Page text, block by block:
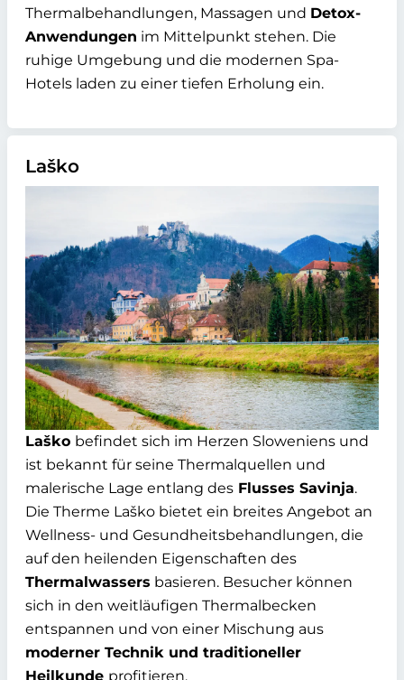
Thermalbehandlungen, Massagen und Detox-
Anwendungen im Mittelpunkt stehen. Die
ruhige Umgebung und die modernen Spa-
Hotels laden zu einer tiefen Erholung ein.
Laško
Laško befindet sich im Herzen Sloweniens und
ist bekannt für seine Thermalquellen und
malerische Lage entlang des Flusses Savinja.
Die Therme Laško bietet ein breites Angebot an
Wellness- und Gesundheitsbehandlungen, die
auf den heilenden Eigenschaften des
Thermalwassers basieren. Besucher können
sich in den weitläufigen Thermalbecken
entspannen und von einer Mischung aus
moderner Technik und traditioneller
Heilkunde profitieren.